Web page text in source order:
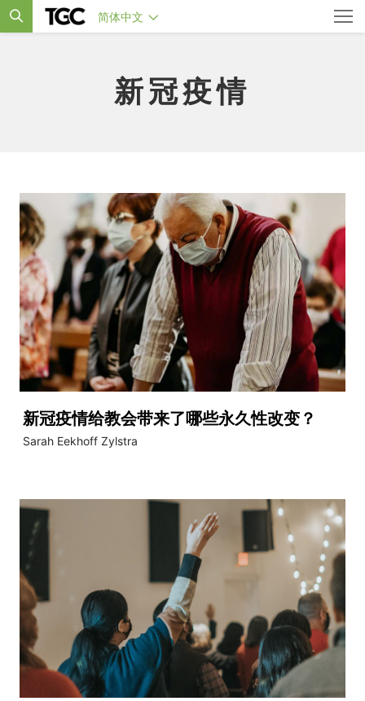
简体中文
新冠疫情
新冠疫情给教会带来了哪些永久性改变？
Sarah Eekhoff Zylstra